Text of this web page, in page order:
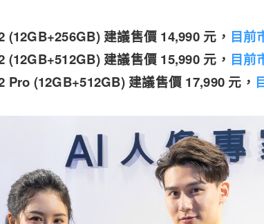
(12GB+256GB) 建議售價 14,990 元， 目前
(12GB+512GB) 建議售價 15,990 元， 目前
Pro (12GB+512GB) 建議售價 17,990 元，